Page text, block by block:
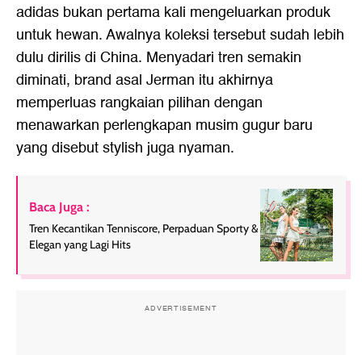
adidas bukan pertama kali mengeluarkan produk
untuk hewan. Awalnya koleksi tersebut sudah lebih
dulu dirilis di China. Menyadari tren semakin
diminati, brand asal Jerman itu akhirnya
memperluas rangkaian pilihan dengan
menawarkan perlengkapan musim gugur baru
yang disebut stylish juga nyaman.
Baca Juga :
Tren Kecantikan Tenniscore, Perpaduan Sporty &
Elegan yang Lagi Hits
ADVERTISEMENT